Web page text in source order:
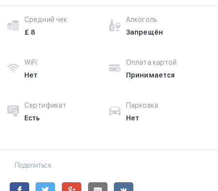
Средний чек
£ 8
Алкоголь
Запрещён
WiFi
Нет
Оплата картой
Принимается
Сертификат
Есть
Парковка
Нет
Поделиться: